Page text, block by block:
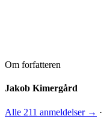
Om forfatteren
Jakob Kimergård
Alle 211 anmeldelser → ·